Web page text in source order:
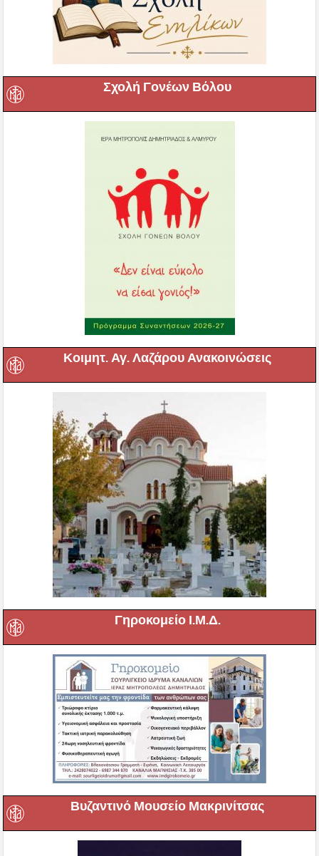
Σχολή Γονέων Βόλου
Κοιμητ. Αγ. Λαζάρου Ανακοινώσεις
Γηροκομείο Ι.Μ.Δ.
Βυζαντινό Μουσείο Μακρινίτσας